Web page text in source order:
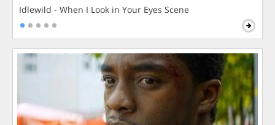
Idlewild - When I Look in Your Eyes Scene